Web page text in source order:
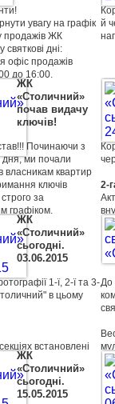
увагу на графік
продажів ЖК
дні:
офіс продажів
до 16:00.
та 7 січня вихіднi.
й
ЖК
«Столичний»
почав видачу
ключiв!
Починаючи з
ми почали
власникам квартир
ключів
за
графіком,
продажів
і повідомлять
про процедуру
2-
ЖК
«Столичний»
сьогоднi.
03.06.2015
1-ї, 2-ї та 3-
в цьому
встановлені
1 та 2 секціях
та газові
монтаж вікон
віконні
До
ЖК
«Столичний»
сьогодні.
15.05.2015